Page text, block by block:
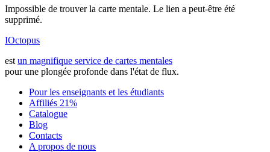
Impossible de trouver la carte mentale. Le lien a peut-être été
supprimé.
IOctopus
est un magnifique service de cartes mentales
pour une plongée profonde dans l'état de flux.
Pour les enseignants et les étudiants
Affiliés 21%
Catalogue
Blog
Contacts
A propos de nous